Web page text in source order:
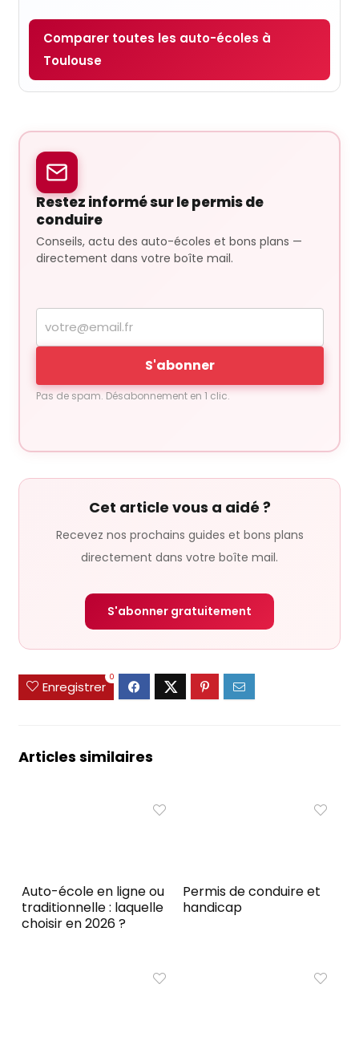
Comparer toutes les auto-écoles à
Toulouse
Restez informé sur le permis de
conduire
Conseils, actu des auto-écoles et bons plans —
directement dans votre boîte mail.
adresse
mail
S'abonner
Pas de spam. Désabonnement en 1 clic.
Cet article vous a aidé ?
Recevez nos prochains guides et bons plans
directement dans votre boîte mail.
S'abonner gratuitement
Enregistrer
0
Articles similaires
Auto-école en ligne ou
traditionnelle : laquelle
choisir en 2026 ?
Permis de conduire et
handicap